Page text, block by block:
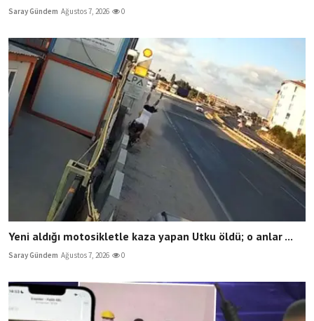
Saray Gündem Ağustos 7, 2026 0
Yeni aldığı motosikletle kaza yapan Utku öldü; o anlar ...
Saray Gündem Ağustos 7, 2026 0